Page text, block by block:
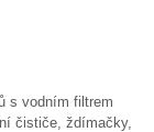
s vodním filtrem
čističe, ždímačky,